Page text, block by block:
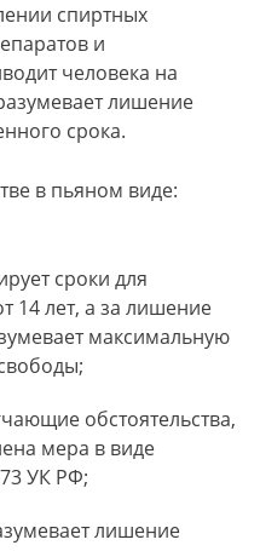
спиртных
и
человека на
лишение
срока.
в пьяном виде:
сроки для
14 лет, а за лишение
максимальную
обстоятельства,
мера в виде
УК РФ;
лишение